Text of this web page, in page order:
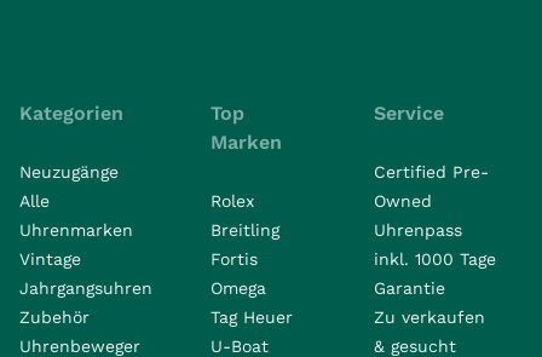
Kategorien
Neuzugänge
Alle
Uhrenmarken
Vintage
Jahrgangsuhren
Zubehör
Uhrenbeweger
Top
Marken
Rolex
Breitling
Fortis
Omega
Tag Heuer
U-Boat
Service
Certified Pre-
Owned
Uhrenpass
inkl. 1000 Tage
Garantie
Zu verkaufen
& gesucht